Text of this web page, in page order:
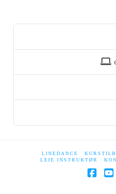
LINEDANCE
LEIE INSTRUKTØR